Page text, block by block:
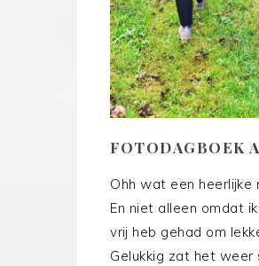
FOTODAGBOEK
Ohh wat een heerlijke
En niet alleen omdat
vrij heb gehad om
Gelukkig zat het weer